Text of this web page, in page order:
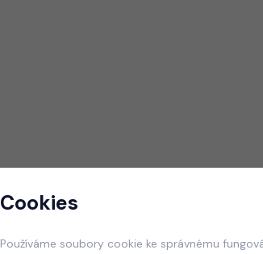
Cookies
Používáme soubory cookie ke správnému